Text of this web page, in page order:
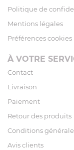
Politique de
Mentions légales
Préférences cookies
À VOTRE
Contact
Livraison
Paiement
Retour des produits
Conditions
Avis clients